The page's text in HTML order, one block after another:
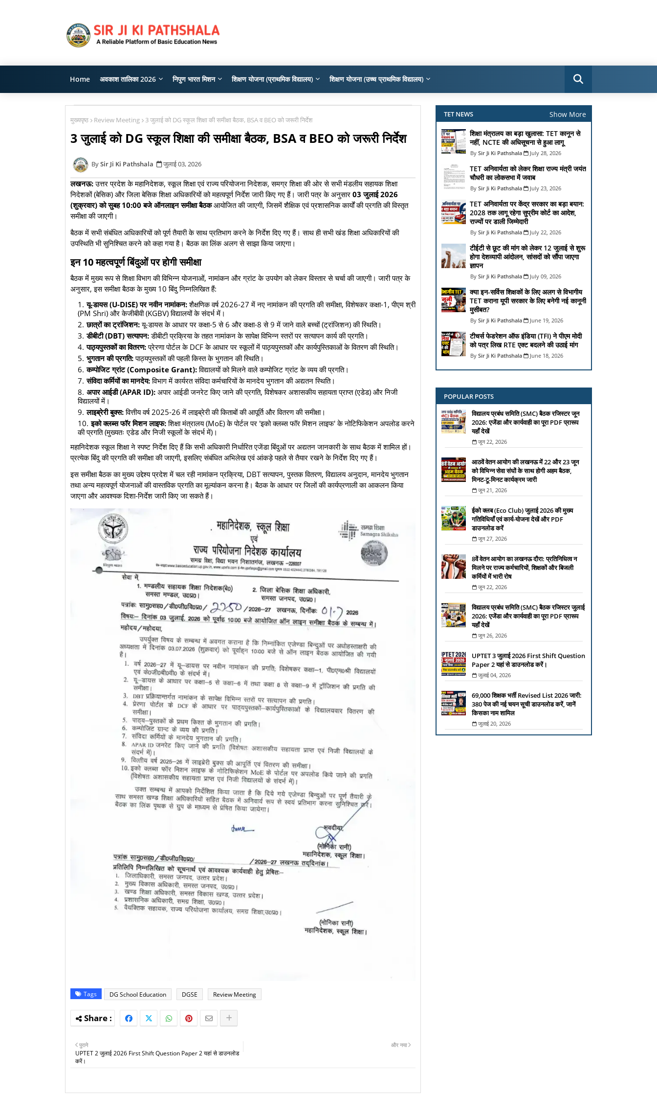
Home अवकाश तालिका 2026 निपुण भारत मिशन शिक्षण योजना (प्राथमिक विद्यालय) शिक्षण योजना (उच्च प्राथमिक विद्यालय)
मुख्यपृष्ठ Review Meeting 3 जुलाई को DG स्कूल शिक्षा की समीक्षा बैठक, BSA व BEO को जरूरी निर्देश
3 जुलाई को DG स्कूल शिक्षा की समीक्षा बैठक, BSA व BEO को जरूरी निर्देश
Sir Ji Ki Pathshala जुलाई 03, 2026
लखनऊ:उत्तर प्रदेश के महानिदेशक, स्कूल शिक्षा एवं राज्य परियोजना निदेशक, समग्र शिक्षा की ओर से सभी मंडलीय सहायक शिक्षा
निदेशकों (बेसिक) और जिला बेसिक शिक्षा अधिकारियों को महत्वपूर्ण निर्देश जारी किए गए हैं। जारी पत्र के अनुसार 03 जुलाई 2026
(शुक्रवार) को सुबह 10:00 बजे ऑनलाइन समीक्षा बैठकआयोजित की जाएगी, जिसमें शैक्षिक एवं प्रशासनिक कार्यों की प्रगति की विस्तृत
समीक्षा की जाएगी।
बैठक में सभी संबंधित अधिकारियों को पूर्ण तैयारी के साथ प्रतिभाग करने के निर्देश दिए गए हैं। साथ ही सभी खंड शिक्षा अधिकारियों की
उपस्थिति भी सुनिश्चित करने को कहा गया है। बैठक का लिंक अलग से साझा किया जाएगा।
इन 10 महत्वपूर्ण बिंदुओं पर होगी समीक्षा
बैठक में मुख्य रूप से शिक्षा विभाग की विभिन्न योजनाओं, नामांकन और ग्रांट के उपयोग को लेकर विस्तार से चर्चा की जाएगी। जारी पत्र के
अनुसार, इस समीक्षा बैठक के मुख्य 10 बिंदु निम्नलिखित हैं:
यू-डायस (U-DISE) पर नवीन नामांकन:शैक्षणिक वर्ष 2026-27 में नए नामांकन की प्रगति की समीक्षा, विशेषकर कक्षा-1, पीएम श्री
(PM Shri) और केजीबीवी (KGBV) विद्यालयों के संदर्भ में।
छात्रों का ट्रांजिशन:यू-डायस के आधार पर कक्षा-5 से 6 और कक्षा-8 से 9 में जाने वाले बच्चों (ट्रांजिशन) की स्थिति।
डीबीटी (DBT) सत्यापन:डीबीटी प्रक्रिया के तहत नामांकन के सापेक्ष विभिन्न स्तरों पर सत्यापन कार्य की प्रगति।
पाठ्यपुस्तकों का वितरण:प्रेरणा पोर्टल के DCF के आधार पर स्कूलों में पाठ्यपुस्तकों और कार्यपुस्तिकाओं के वितरण की स्थिति।
भुगतान की प्रगति:पाठ्यपुस्तकों की पहली किस्त के भुगतान की स्थिति।
कम्पोजिट ग्रांट (Composite Grant):विद्यालयों को मिलने वाले कम्पोजिट ग्रांट के व्यय की प्रगति।
संविदा कर्मियों का मानदेय:विभाग में कार्यरत संविदा कर्मचारियों के मानदेय भुगतान की अद्यतन स्थिति।
अपार आईडी (APAR ID): अपार आईडी जनरेट किए जाने की प्रगति, विशेषकर अशासकीय सहायता प्राप्त (एडेड) और निजी
विद्यालयों में।
लाइब्रेरी बुक्स:वित्तीय वर्ष 2025-26 में लाइब्रेरी की किताबों की आपूर्ति और वितरण की समीक्षा।
इको क्लब्स फॉर मिशन लाइफ:शिक्षा मंत्रालय (MoE) के पोर्टल पर 'इको क्लब्स फॉर मिशन लाइफ' के नोटिफिकेशन अपलोड करने
की प्रगति (मुख्यतः एडेड और निजी स्कूलों के संदर्भ में)।
महानिदेशक स्कूल शिक्षा ने स्पष्ट निर्देश दिए हैं कि सभी अधिकारी निर्धारित एजेंडा बिंदुओं पर अद्यतन जानकारी के साथ बैठक में शामिल हों।
प्रत्येक बिंदु की प्रगति की समीक्षा की जाएगी, इसलिए संबंधित अभिलेख एवं आंकड़े पहले से तैयार रखने के निर्देश दिए गए हैं।
इस समीक्षा बैठक का मुख्य उद्देश्य प्रदेश में चल रही नामांकन प्रक्रिया, DBT सत्यापन, पुस्तक वितरण, विद्यालय अनुदान, मानदेय भुगतान
तथा अन्य महत्वपूर्ण योजनाओं की वास्तविक प्रगति का मूल्यांकन करना है। बैठक के आधार पर जिलों की कार्यप्रणाली का आकलन किया
जाएगा और आवश्यक दिशा-निर्देश जारी किए जा सकते हैं।
Tags DG School Education DGSE Review Meeting
और नया
पुराने
UPTET 2 जुलाई 2026 First Shift Question Paper 2 यहां से डाउनलोड
करें।
TET NEWS Show More
शिक्षा मंत्रालय का बड़ा खुलासा: TET कानून से
नहीं, NCTE की अधिसूचना से हुआ लागू
Sir Ji Ki Pathshala July 28, 2026
TET अनिवार्यता को लेकर शिक्षा राज्य मंत्री जयंत
चौधरी का लोकसभा में जवाब
Sir Ji Ki Pathshala July 23, 2026
TET अनिवार्यता पर केंद्र सरकार का बड़ा बयान:
2028 तक लागू रहेगा सुप्रीम कोर्ट का आदेश,
राज्यों पर डाली जिम्मेदारी
Sir Ji Ki Pathshala July 22, 2026
टीईटी से छूट की मांग को लेकर 12 जुलाई से शुरू
होगा देशव्यापी आंदोलन, सांसदों को सौंपा जाएगा
ज्ञापन
Sir Ji Ki Pathshala July 09, 2026
क्या इन-सर्विस शिक्षकों के लिए अलग से विभागीय
TET कराना यूपी सरकार के लिए बनेगी नई कानूनी
मुसीबत?
Sir Ji Ki Pathshala June 19, 2026
टीचर्स फेडरेशन ऑफ इंडिया (TFI) ने पीएम मोदी
को पत्र लिख RTE एक्ट बदलने की उठाई मांग
Sir Ji Ki Pathshala June 18, 2026
POPULAR POSTS
विद्यालय प्रबंध समिति (SMC) बैठक रजिस्टर जून
2026: एजेंडा और कार्यवाही का पूरा PDF प्रारूप
यहाँ देखें
जून 22, 2026
आठवें वेतन आयोग की लखनऊ में 22 और 23 जून
को विभिन्न सेवा संघों के साथ होगी अहम बैठक,
मिनट-टू-मिनट कार्यक्रम जारी
जून 21, 2026
ईको क्लब (Eco Club) जुलाई 2026 की मुख्य
गतिविधियाँ एवं कार्य-योजना देखें और PDF
डाउनलोड करें
जून 27, 2026
8वें वेतन आयोग का लखनऊ दौरा: प्रतिनिधित्व न
मिलने पर राज्य कर्मचारियों, शिक्षकों और बिजली
कर्मियों में भारी रोष
जून 22, 2026
विद्यालय प्रबंध समिति (SMC) बैठक रजिस्टर जुलाई
2026: एजेंडा और कार्यवाही का पूरा PDF प्रारूप
यहाँ देखें
जून 26, 2026
UPTET 3 जुलाई 2026 First Shift Question
Paper 2 यहां से डाउनलोड करें।
जुलाई 04, 2026
69,000 शिक्षक भर्ती Revised List 2026 जारी:
380 पेज की नई चयन सूची डाउनलोड करें, जानें
किसका नाम शामिल
जुलाई 20, 2026